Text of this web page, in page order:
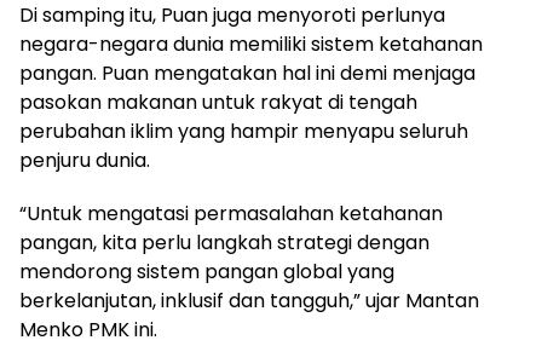
Di samping itu, Puan juga menyoroti perlunya
negara-negara dunia memiliki sistem ketahanan
pangan. Puan mengatakan hal ini demi menjaga
pasokan makanan untuk rakyat di tengah
perubahan iklim yang hampir menyapu seluruh
penjuru dunia.
“Untuk mengatasi permasalahan ketahanan
pangan, kita perlu langkah strategi dengan
mendorong sistem pangan global yang
berkelanjutan, inklusif dan tangguh,” ujar Mantan
Menko PMK ini.